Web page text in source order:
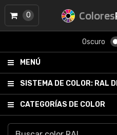
Colores
Oscuro
MENÚ
SISTEMA DE COLOR: RAL
CATEGORÍAS DE COLOR
0